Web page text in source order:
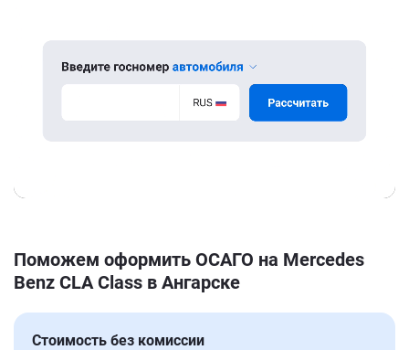
Поможем оформить ОСАГО на Mercedes
Benz CLA Class в Ангарске
Стоимость без комиссии